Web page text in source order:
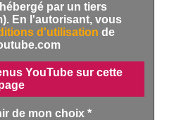
par un tiers
En l'autorisant, vous
d'utilisation de
YouTube sur cette
de mon choix *